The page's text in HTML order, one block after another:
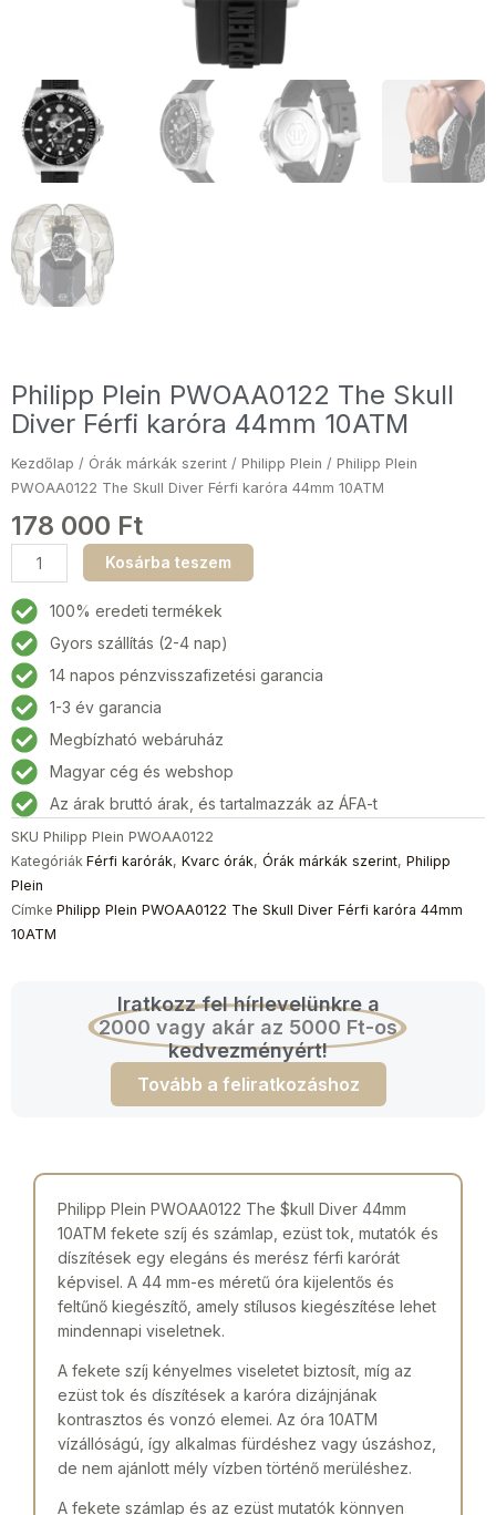
Philipp Plein PWOAA0122 The Skull
Diver Férfi karóra 44mm 10ATM
Kezdőlap / Órák márkák szerint / Philipp Plein / Philipp Plein
PWOAA0122 The Skull Diver Férfi karóra 44mm 10ATM
178 000 Ft
Philipp
Plein
PWOAA0122
The
Skull
Diver
Férfi
karóra
44mm
10ATM
mennyiség
Kosárba teszem
100% eredeti termékek
Gyors szállítás (2-4 nap)
14 napos pénzvisszafizetési garancia
1-3 év garancia
Megbízható webáruház
Magyar cég és webshop
Az árak bruttó árak, és tartalmazzák az ÁFA-t
SKU Philipp Plein PWOAA0122
Kategóriák Férfi karórák, Kvarc órák, Órák márkák szerint, Philipp
Plein
Címke Philipp Plein PWOAA0122 The Skull Diver Férfi karóra 44mm
10ATM
Iratkozz fel hírlevelünkre a
2000 vagy akár az 5000 Ft-os
kedvezményért!
Tovább a feliratkozáshoz
Philipp Plein PWOAA0122 The $kull Diver 44mm
10ATM fekete szíj és számlap, ezüst tok, mutatók és
díszítések egy elegáns és merész férfi karórát
képvisel. A 44 mm-es méretű óra kijelentős és
feltűnő kiegészítő, amely stílusos kiegészítése lehet
mindennapi viseletnek.
A fekete szíj kényelmes viseletet biztosít, míg az
ezüst tok és díszítések a karóra dizájnjának
kontrasztos és vonzó elemei. Az óra 10ATM
vízállóságú, így alkalmas fürdéshez vagy úszáshoz,
de nem ajánlott mély vízben történő merüléshez.
A fekete számlap és az ezüst mutatók könnyen